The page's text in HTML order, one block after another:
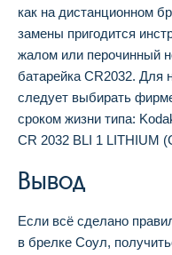
как на дистанционном
замены пригодится
жалом или перочинный
батарейка CR2032. Для
следует выбирать
сроком жизни типа:
CR 2032 BLI 1 LITHIUM
Вывод
Если всё сделано
в брелке Соул,